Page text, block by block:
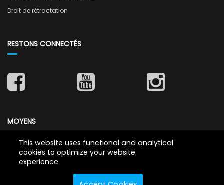
Droit de rétractation
RESTONS CONNECTÉS
MOYENS
This website uses functional and analytical
cookies to optimize your website
experience.